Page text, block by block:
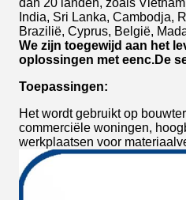
dan 20 landen, zoals
India, Sri Lanka, Cambodja,
Brazilië, Cyprus, België,
We zijn toegewijd aan het
oplossingen met eenc.De
Toepassingen:
Het wordt gebruikt op
commerciële woningen,
werkplaatsen voor